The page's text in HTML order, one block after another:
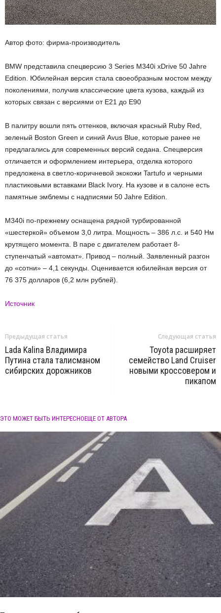
Автор фото: фирма-производитель
BMW представила спецверсию 3 Series M340i xDrive 50 Jahre
Edition. Юбилейная версия стала своеобразным мостом между
поколениями, получив классические цвета кузова, каждый из
которых связан с версиями от E21 до E90
В палитру вошли пять оттенков, включая красный Ruby Red,
зеленый Boston Green и синий Avus Blue, которые ранее не
предлагались для современных версий седана. Спецверсия
отличается и оформлением интерьера, отделка которого
предложена в светло-коричневой экокожи Tartufo и черными
пластиковыми вставками Black Ivory. На кузове и в салоне есть
памятные эмблемы с надписями 50 Jahre Edition.
M340i по-прежнему оснащена рядной турбированной
«шестеркой» объемом 3,0 литра. Мощность – 386 л.с. и 540 Нм
крутящего момента. В паре с двигателем работает 8-
ступенчатый «автомат». Привод – полный. Заявленный разгон
до «сотни» – 4,1 секунды. Оценивается юбилейная версия от
76 375 долларов (6,2 млн рублей).
Источник
Предыдущая статья
Lada Kalina Владимира
Путина стала талисманом
сибирских дорожников
Следующая статья
Toyota расширяет
семейство Land Cruiser
новыми кроссовером и
пикапом
ЭТО МОЖЕТ БЫТЬ ИНТЕРЕСНОЕЩЕ ОТ АВТОРА